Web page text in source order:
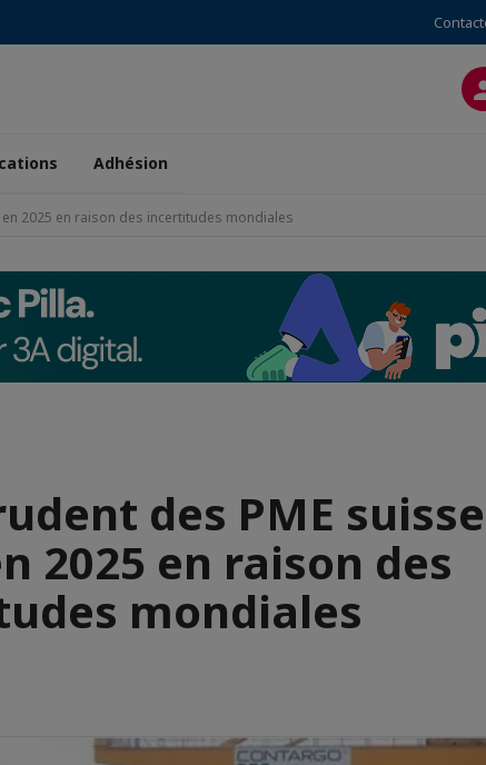
Adhésion
2025 en raison des incertitudes mondiales
des PME
2025 en raison des
mondiales